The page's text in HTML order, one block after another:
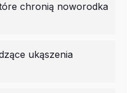
chronią noworodka
ukąszenia